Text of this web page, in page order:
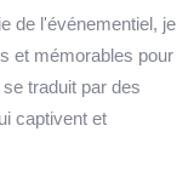
de l'événementiel, je
et mémorables pour
traduit par des
captivent et